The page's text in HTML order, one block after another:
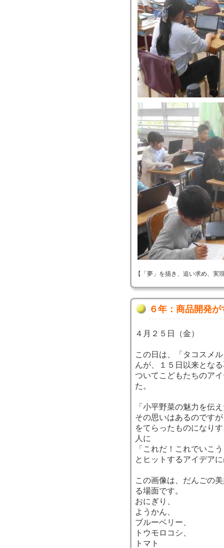
【「夢」を描き、追い求め、
６年：商品開発
４月２５日（金）
この日は、「タコスメ
んが、１５日以来とな
ついてこどもたちのア
た。
「小平野菜の魅力を伝
その思いはあるのです
をてらったものになり
人に
「これだ！これでいこ
とヒットするアイデア
この画像は、だんごの
る場面です。
おにぎり、
ようかん、
ブルーベリー、
トウモロコシ、
トマト